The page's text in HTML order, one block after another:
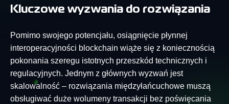
Kluczowe wyzwania do rozwiązania
Pomimo swojego potencjału, osiągnięcie płynnej
interoperacyjności blockchain wiąże się z koniecznością
pokonania szeregu istotnych przeszkód technicznych i
regulacyjnych. Jednym z głównych wyzwań jest
skalowalność – rozwiązania międzyłańcuchowe muszą
obsługiwać duże wolumeny transakcji bez poświęcania